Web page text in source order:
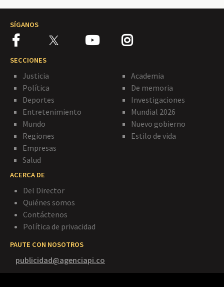
SÍGANOS
SECCIONES
Justicia
Política
Deportes
Entretenimiento
Mundo
Regiones
Empresas
Salud
Academia
De memoria
Investigaciones
Mundial 2026
Nuevo gobierno
Estilo de vida
ACERCA DE
Del Director
Quiénes somos
Contáctenos
Política de privacidad
PAUTE CON NOSOTROS
publicidad@agenciapi.co